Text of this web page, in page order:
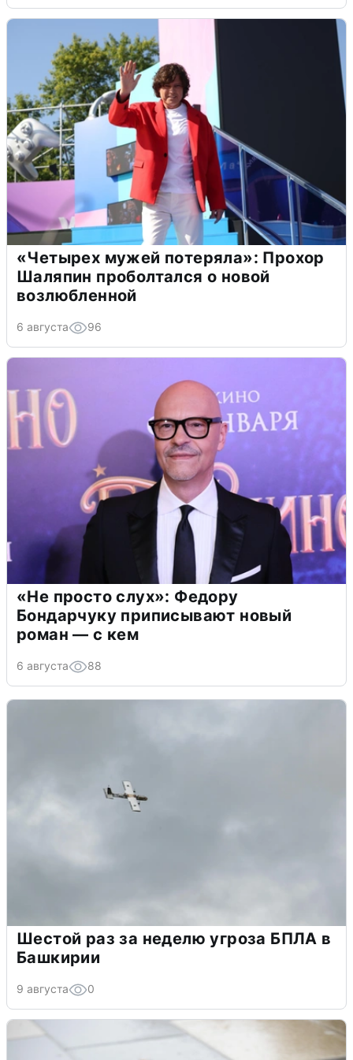
«Четырех мужей потеряла»: Прохор
Шаляпин проболтался о новой
возлюбленной
6 августа 96
«Не просто слух»: Федору
Бондарчуку приписывают новый
роман — с кем
6 августа 88
Шестой раз за неделю угроза БПЛА в
Башкирии
9 августа 0